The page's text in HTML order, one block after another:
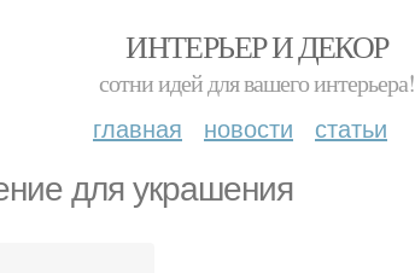
ИНТЕРЬЕР И ДЕКОР
сотни идей для вашего интерьера!
главная новости статьи
для украшения